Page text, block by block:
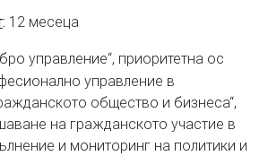
: 12 месеца
управление“, приоритетна ос
управление в
общество и бизнеса“,
на гражданското участие в
и мониторинг на политики и